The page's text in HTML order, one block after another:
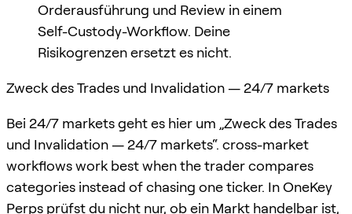
Orderausführung und Review in einem
Self-Custody-Workflow. Deine
Risikogrenzen ersetzt es nicht.
Zweck des Trades und Invalidation — 24/7 markets
Bei 24/7 markets geht es hier um „Zweck des Trades
und Invalidation — 24/7 markets“. cross-market
workflows work best when the trader compares
categories instead of chasing one ticker. In OneKey
Perps prüfst du nicht nur, ob ein Markt handelbar ist,